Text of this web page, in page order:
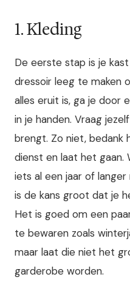
1. Kleding
De eerste stap is je
dressoir leeg te maken
alles eruit is, ga je door
in je handen. Vraag
brengt. Zo niet, bedank
dienst en laat het gaan.
iets al een jaar of
is de kans groot dat je
Het is goed om een
te bewaren zoals
maar laat die niet het
garderobe worden.